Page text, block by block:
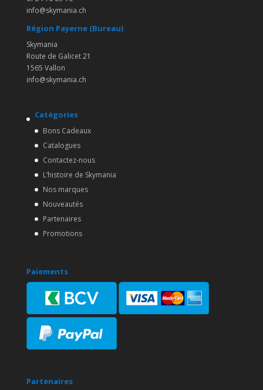
info@skymania.ch
Région Payerne (Bureau)
Skymania
Route de Galicet 21
1565 Vallon
info@skymania.ch
Catégories
Bons Cadeaux
Catalogues
Contactez-nous
L’histoire de Skymania
Nos marques
Nouveautés
Partenaires
Promotions
Paiements
Partenaires